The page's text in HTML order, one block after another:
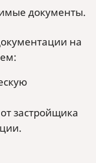
документы.
на
застройщика